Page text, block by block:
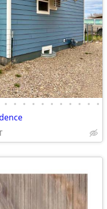
• • • • • • • • • • •